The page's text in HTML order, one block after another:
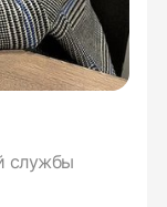
службы